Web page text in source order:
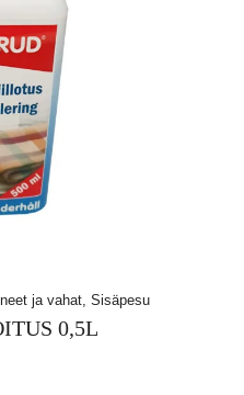
ja vahat, Sisäpesu
0,5L